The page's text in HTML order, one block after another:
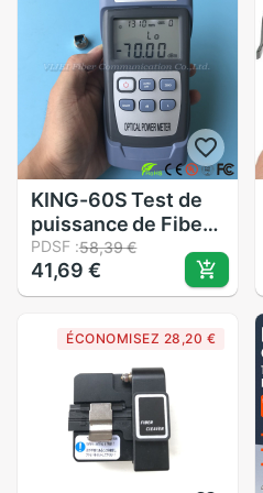
m/80 m/100 m
KING-60S Test de
puissance de Fiber
optique-70dbm ~ +
10dbm
PDSF :58,39 €
41,69 €
ÉCONOMISEZ 28,20 €